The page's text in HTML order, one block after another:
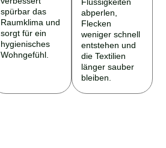
spürbar das
Raumklima und
sorgt für ein
hygienisches
Wohngefühl.
abperlen,
Flecken
weniger schnell
entstehen und
die Textilien
länger sauber
bleiben.